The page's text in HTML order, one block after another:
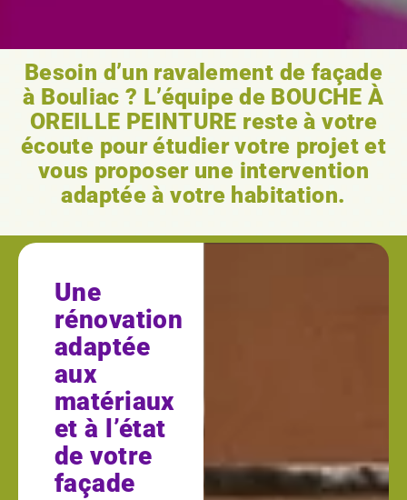
Besoin d’un ravalement de façade
à Bouliac ? L’équipe de BOUCHE À
OREILLE PEINTURE reste à votre
écoute pour étudier votre projet et
vous proposer une intervention
adaptée à votre habitation.
Une
rénovation
adaptée
aux
matériaux
et à l’état
de votre
façade